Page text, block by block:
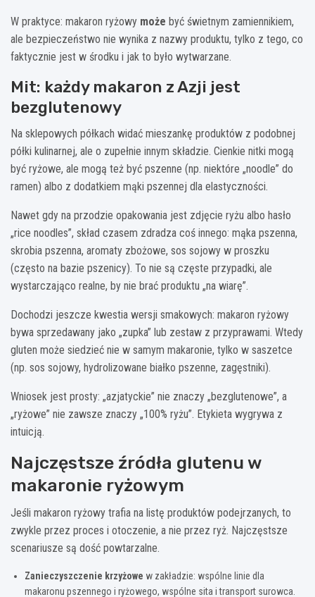
W praktyce: makaron ryżowy może być świetnym zamiennikiem,
ale bezpieczeństwo nie wynika z nazwy produktu, tylko z tego, co
faktycznie jest w środku i jak to było wytwarzane.
Mit: każdy makaron z Azji jest
bezglutenowy
Na sklepowych półkach widać mieszankę produktów z podobnej
półki kulinarnej, ale o zupełnie innym składzie. Cienkie nitki mogą
być ryżowe, ale mogą też być pszenne (np. niektóre „noodle” do
ramen) albo z dodatkiem mąki pszennej dla elastyczności.
Nawet gdy na przodzie opakowania jest zdjęcie ryżu albo hasło
„rice noodles”, skład czasem zdradza coś innego: mąka pszenna,
skrobia pszenna, aromaty zbożowe, sos sojowy w proszku
(często na bazie pszenicy). To nie są częste przypadki, ale
wystarczająco realne, by nie brać produktu „na wiarę”.
Dochodzi jeszcze kwestia wersji smakowych: makaron ryżowy
bywa sprzedawany jako „zupka” lub zestaw z przyprawami. Wtedy
gluten może siedzieć nie w samym makaronie, tylko w saszetce
(np. sos sojowy, hydrolizowane białko pszenne, zagęstniki).
Wniosek jest prosty: „azjatyckie” nie znaczy „bezglutenowe”, a
„ryżowe” nie zawsze znaczy „100% ryżu”. Etykieta wygrywa z
intuicją.
Najczęstsze źródła glutenu w
makaronie ryżowym
Jeśli makaron ryżowy trafia na listę produktów podejrzanych, to
zwykle przez proces i otoczenie, a nie przez ryż. Najczęstsze
scenariusze są dość powtarzalne.
Zanieczyszczenie krzyżowe w zakładzie: wspólne linie dla
makaronu pszennego i ryżowego, wspólne sita i transport surowca.